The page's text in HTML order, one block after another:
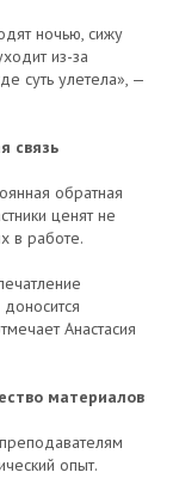
ночью, сижу
из-за
суть улетела», —
связь
обратная
ценят не
в работе.
Анастасия
материалов
опыт.